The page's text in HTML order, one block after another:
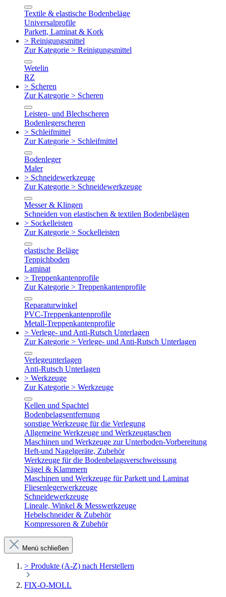
Textile & elastische Bodenbeläge
Universalprofile
Parkett, Laminat & Kork
> Reinigungsmittel
Zur Kategorie > Reinigungsmittel
Wetelin
RZ
> Scheren
Zur Kategorie > Scheren
Leisten- und Blechscheren
Bodenlegerscheren
> Schleifmittel
Zur Kategorie > Schleifmittel
Bodenleger
Maler
> Schneidewerkzeuge
Zur Kategorie > Schneidewerkzeuge
Messer & Klingen
Schneiden von elastischen & textilen Bodenbelägen
> Sockelleisten
Zur Kategorie > Sockelleisten
elastische Beläge
Teppichboden
Laminat
> Treppenkantenprofile
Zur Kategorie > Treppenkantenprofile
Reparaturwinkel
PVC-Treppenkantenprofile
Metall-Treppenkantenprofile
> Verlege- und Anti-Rutsch Unterlagen
Zur Kategorie > Verlege- und Anti-Rutsch Unterlagen
Verlegeunterlagen
Anti-Rutsch Unterlagen
> Werkzeuge
Zur Kategorie > Werkzeuge
Kellen und Spachtel
Bodenbelagsentfernung
sonstige Werkzeuge für die Verlegung
Allgemeine Werkzeuge und Werkzeugtaschen
Maschinen und Werkzeuge zur Unterboden-Vorbereitung
Heft-und Nagelgeräte, Zubehör
Werkzeuge für die Bodenbelagsverschweissung
Nägel & Klammern
Maschinen und Werkzeuge für Parkett und Laminat
Fliesenlegerwerkzeuge
Schneidewerkzeuge
Lineale, Winkel & Messwerkzeuge
Hebelschneider & Zubehör
Kompressoren & Zubehör
Menü schließen
> Produkte (A-Z) nach Herstellern
FIX-O-MOLL